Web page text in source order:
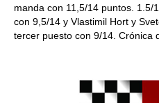
manda con 11,5/14 puntos. 1.5/
con 9,5/14 y Vlastimil Hort y
tercer puesto con 9/14. Crónica